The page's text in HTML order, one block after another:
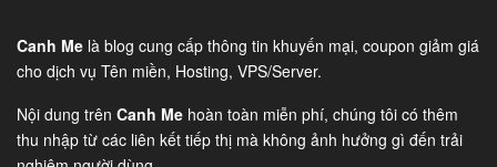
Canh Melà blog cung cấp thông tin khuyến mại, coupon giảm giá
cho dịch vụ Tên miền, Hosting, VPS/Server.
Nội dung trên Canh Mehoàn toàn miễn phí, chúng tôi có thêm
thu nhập từ các liên kết tiếp thị mà không ảnh hưởng gì đến trải